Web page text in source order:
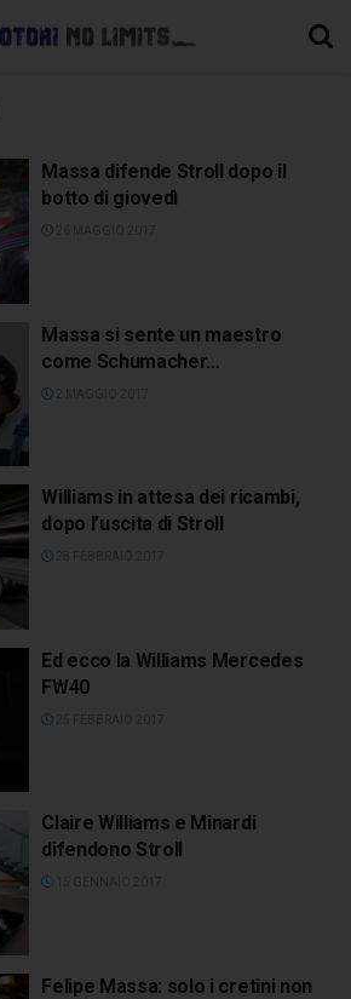
Massa difende Stroll dopo il
botto di giovedì
Massa si sente un maestro
come Schumacher…
Williams in attesa dei ricambi,
dopo l’uscita di Stroll
Ed ecco la Williams Mercedes
FW40
Claire Williams e Minardi
difendono Stroll
Felipe Massa: solo i cretini non